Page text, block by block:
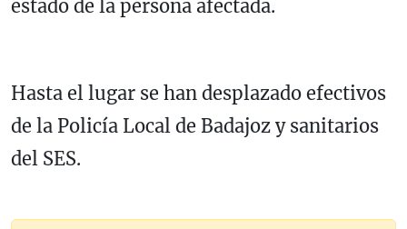
estado de la persona afectada.
Hasta el lugar se han desplazado efectivos
de la Policía Local de Badajoz y sanitarios
del SES.